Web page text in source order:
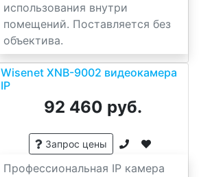
использования внутри
помещений. Поставляется без
объектива.
Wisenet XNB-9002 видеокамера
IP
92 460 руб.
Запрос цены
Профессиональная IP камера